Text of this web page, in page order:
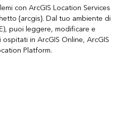
con ArcGIS Location Services
{arcgis}. Dal tuo ambiente di
puoi leggere, modificare e
in ArcGIS Online, ArcGIS
Platform.